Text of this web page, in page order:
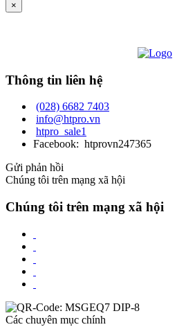
×
Thông tin liên hệ
(028) 6682 7403
info@htpro.vn
htpro_sale1
Facebook: htprovn247365
Gửi phản hồi
Chúng tôi trên mạng xã hội
Chúng tôi trên mạng xã hội
Các chuyên mục chính